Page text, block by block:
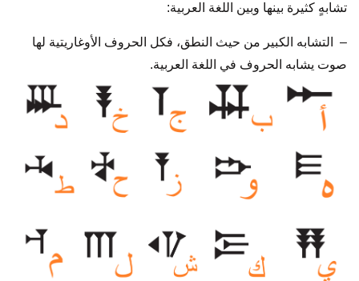
تشابهٍ كثيرة بينها وبين اللغة العربية:
– التشابه الكبير من حيث النطق، فكل الحروف الأوغاريتية لها
صوت يشابه الحروف في اللغة العربية.